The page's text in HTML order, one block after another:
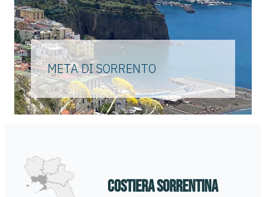
META DI SORRENTO
COSTIERA SORRENTINA